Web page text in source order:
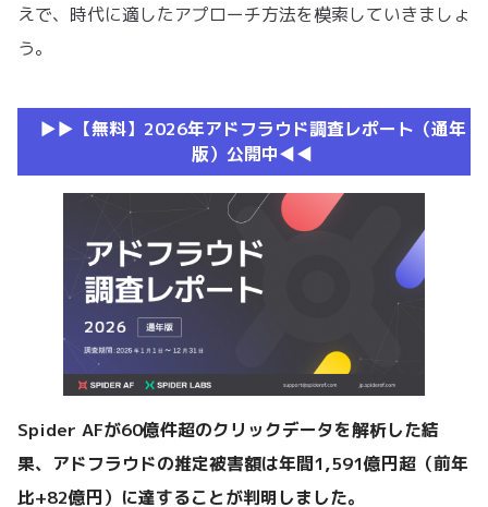
えで、時代に適したアプローチ方法を模索していきましょ
う。
▶︎▶︎【無料】2026年アドフラウド調査レポート（通年
版）公開中◀︎◀︎
Spider AFが60億件超のクリックデータを解析した結
果、アドフラウドの推定被害額は年間1,591億円超（前年
比+82億円）に達することが判明しました。